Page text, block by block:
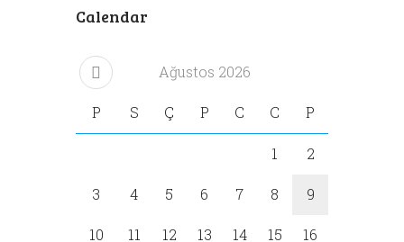
Calendar
Ağustos 2026
P S Ç P C C P
1 2
3 4 5 6 7 8 9
10 11 12 13 14 15 16